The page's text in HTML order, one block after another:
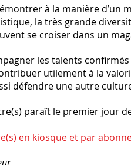
à la manière d’un
la très grande
se croiser dans un
les talents
utilement à la
défendre une autre
paraît le premier jour
en kiosque et par